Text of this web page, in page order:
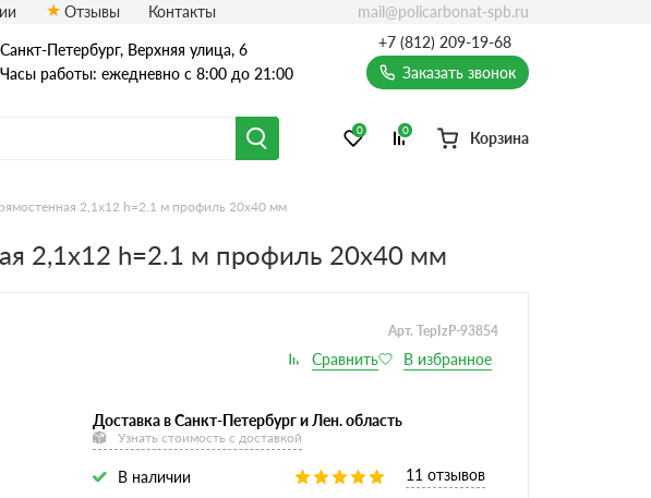
Санкт-Петербург, Верхняя улица, 6
Часы работы: ежедневно с 8:00 до 21:00
+7 (812) 209-19-68
Заказать звонок
0 0 Корзина
Отзывы Контакты mail@policarbonat-spb.ru
2,1х12 h=2.1 м профиль 20х40 мм
2,1х12 h=2.1 м профиль 20х40 мм
Арт. TepIzP-93854
Доставка в Санкт-Петербург и Лен. область
Узнать стоимость с доставкой
В наличии 11 отзывов